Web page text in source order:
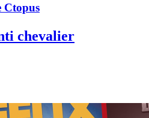
Ctopus
chevalier